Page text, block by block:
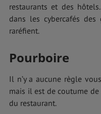
restaurants et des
dans les cybercafés
raréfient.
Pourboire
Il n’y a aucune règle
mais il est de coutume
du restaurant.